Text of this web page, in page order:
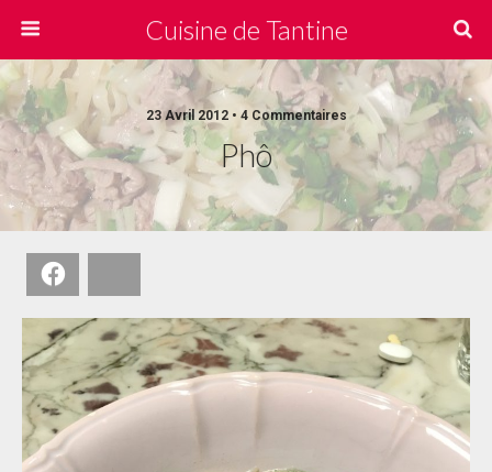
Cuisine de Tantine
23 Avril 2012 • 4 Commentaires
Phô